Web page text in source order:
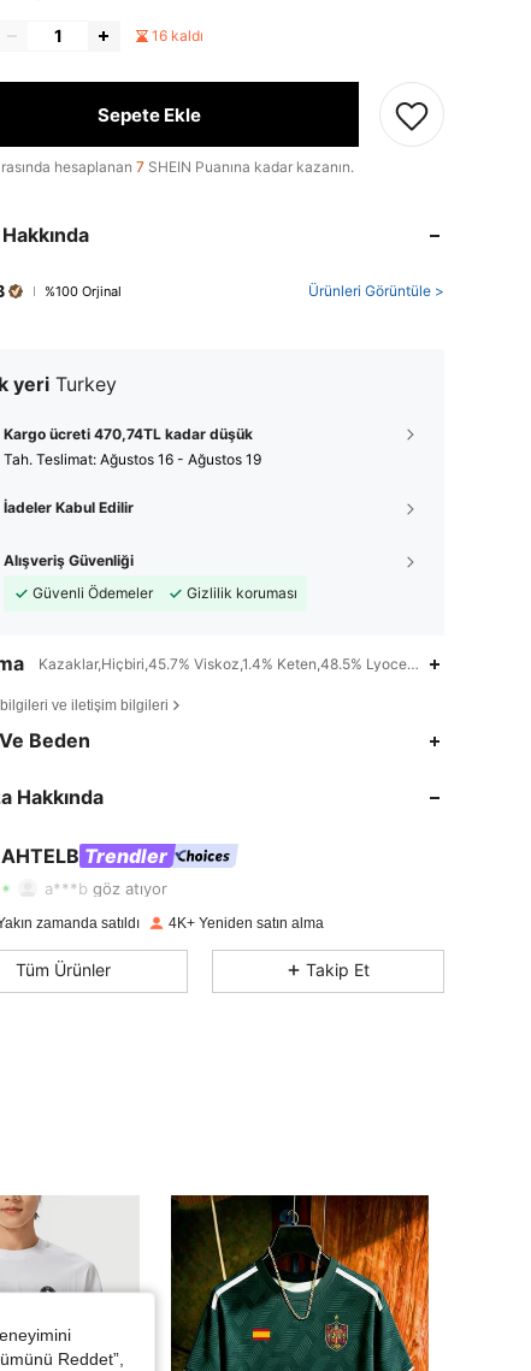
16 kaldı
Sepete Ekle
hesaplanan 7 SHEIN Puanına kadar kazanın.
%100 Orjinal Ürünleri Görüntüle >
yeri Turkey
Kargo ücreti 470,74TL kadar düşük
Tah. Teslimat: Ağustos 16 - Ağustos 19
İadeler Kabul Edilir
Alışveriş Güvenliği
Güvenli Ödemeler
Gizlilik koruması
Kazaklar,Hiçbiri,45.7% Viskoz,1.4% Keten,48.5% Lyocell,4.4% Poliamid
ve iletişim bilgileri
Beden
Hakkında
AHTELB Trendler
4,64
4,64
4,64 483
s***y 15 saat önce'i takip etti
a***b göz atıyor
4,64 5.9K
4,64 483 5.9K
zamanda satıldı 4K+ Yeniden satın alma
Tüm Ürünler Takip Et
Reddet”,